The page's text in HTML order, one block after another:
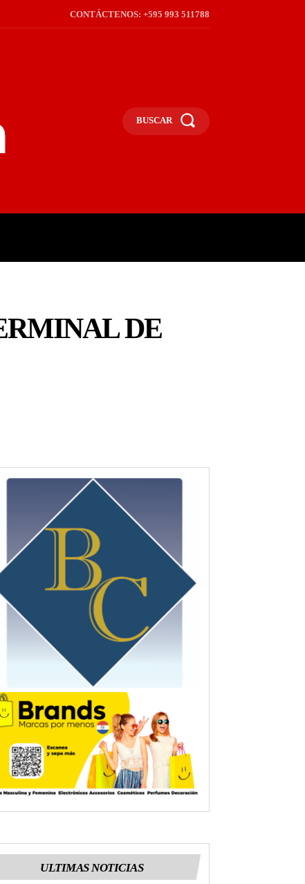
CONTÁCTENOS: +595 993 511788
BUSCAR
DE
ULTIMAS NOTICIAS